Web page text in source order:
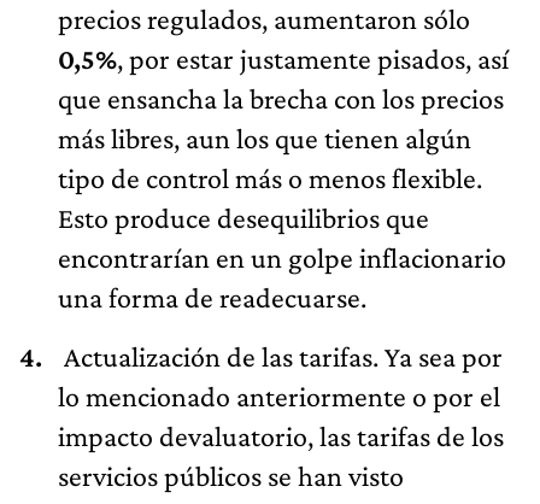
precios regulados, aumentaron sólo
0,5%, por estar justamente pisados, así
que ensancha la brecha con los precios
más libres, aun los que tienen algún
tipo de control más o menos flexible.
Esto produce desequilibrios que
encontrarían en un golpe inflacionario
una forma de readecuarse.
Actualización de las tarifas. Ya sea por
lo mencionado anteriormente o por el
impacto devaluatorio, las tarifas de los
servicios públicos se han visto